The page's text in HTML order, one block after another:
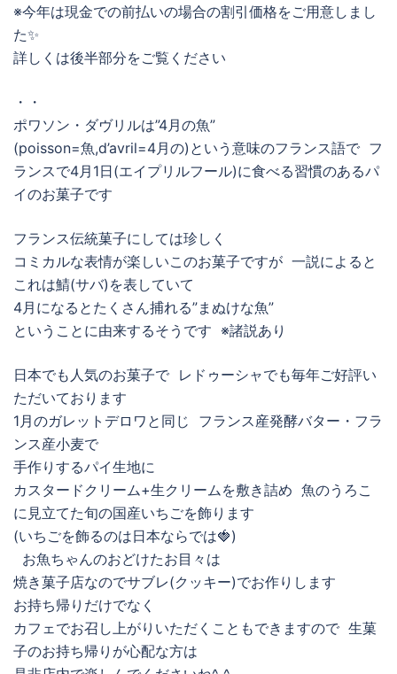
※今年は現金での前払いの場合の割引価格をご用意しまし
た✨
詳しくは後半部分をご覧ください
・・
ポワソン・ダヴリルは”4月の魚”
(poisson=魚,d’avril=4月の)という意味のフランス語で フ
ランスで4月1日(エイプリルフール)に食べる習慣のあるパ
イのお菓子です
フランス伝統菓子にしては珍しく
コミカルな表情が楽しいこのお菓子ですが 一説によると
これは鯖(サバ)を表していて
4月になるとたくさん捕れる”まぬけな魚”
ということに由来するそうです ※諸説あり
日本でも人気のお菓子で レドゥーシャでも毎年ご好評い
ただいております
1月のガレットデロワと同じ フランス産発酵バター・フラ
ンス産小麦で
手作りするパイ生地に
カスタードクリーム+生クリームを敷き詰め 魚のうろこ
に見立てた旬の国産いちごを飾ります
(いちごを飾るのは日本ならでは🍓)
お魚ちゃんのおどけたお目々は
焼き菓子店なのでサブレ(クッキー)でお作りします
お持ち帰りだけでなく
カフェでお召し上がりいただくこともできますので 生菓
子のお持ち帰りが心配な方は